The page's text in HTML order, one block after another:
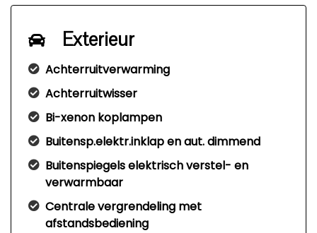
Exterieur
Achterruitverwarming
Achterruitwisser
Bi-xenon koplampen
Buitensp.elektr.inklap en aut. dimmend
Buitenspiegels elektrisch verstel- en
verwarmbaar
Centrale vergrendeling met
afstandsbediening